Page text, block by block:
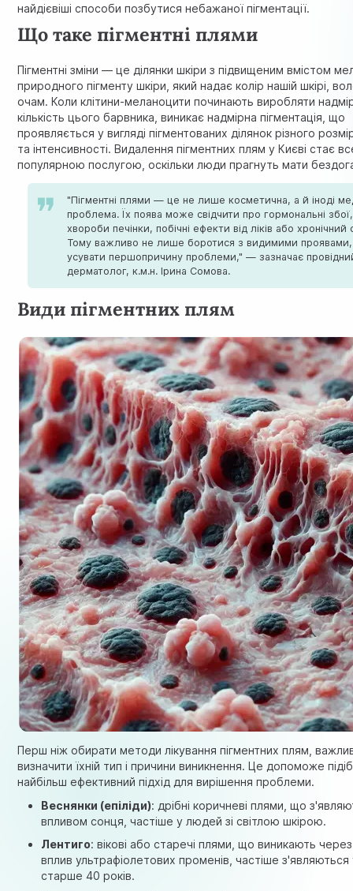
найдієвіші способи позбутися небажаної пігментації.
Що таке пігментні плями
Пігментні зміни — це ділянки шкіри з підвищеним вмістом
природного пігменту шкіри, який надає колір нашій шкірі,
очам. Коли клітини-меланоцити починають виробляти
кількість цього барвника, виникає надмірна пігментація, що
проявляється у вигляді пігментованих ділянок різного
та інтенсивності. Видалення пігментних плям у Києві стає
популярною послугою, оскільки люди прагнуть мати
"Пігментні плями — це не лише косметична, а й іноді
проблема. Їх поява може свідчити про гормональні збої,
хвороби печінки, побічні ефекти від ліків або хронічний
Тому важливо не лише боротися з видимими
усувати першопричину проблеми," — зазначає
дерматолог, к.м.н. Ірина Сомова.
Види пігментних плям
Перш ніж обирати методи лікування пігментних плям,
визначити їхній тип і причини виникнення. Це допоможе
найбільш ефективний підхід для вирішення проблеми.
Веснянки (епіліди): дрібні коричневі плями, що
впливом сонця, частіше у людей зі світлою шкірою.
Лентиго: вікові або старечі плями, що виникають
вплив ультрафіолетових променів, частіше
старше 40 років.